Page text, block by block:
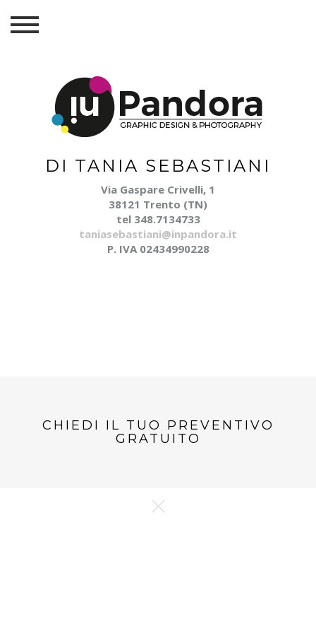
DI TANIA SEBASTIANI
Via Gaspare Crivelli, 1
38121 Trento (TN)
tel 348.7134733
taniasebastiani@inpandora.it
P. IVA 02434990228
CHIEDI IL TUO PREVENTIVO
GRATUITO